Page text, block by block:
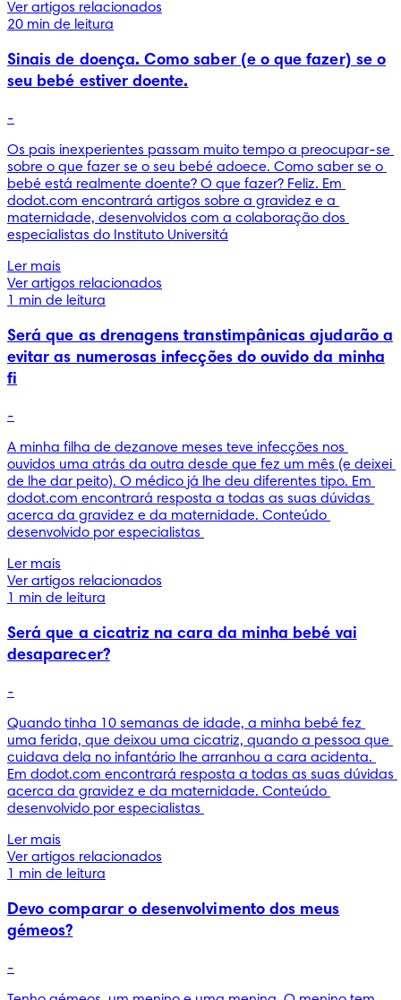
Ver artigos relacionados
20 min de leitura
Sinais de doença. Como saber (e o que fazer) se o
seu bebé estiver doente.
-
Os pais inexperientes passam muito tempo a preocupar-se
sobre o que fazer se o seu bebé adoece. Como saber se o
bebé está realmente doente? O que fazer? Feliz. Em
dodot.com encontrará artigos sobre a gravidez e a
maternidade, desenvolvidos com a colaboração dos
especialistas do Instituto Universitá
Ler mais
Ver artigos relacionados
1 min de leitura
Será que as drenagens transtimpânicas ajudarão a
evitar as numerosas infecções do ouvido da minha
fi
-
A minha filha de dezanove meses teve infecções nos
ouvidos uma atrás da outra desde que fez um mês (e deixei
de lhe dar peito). O médico já lhe deu diferentes tipo. Em
dodot.com encontrará resposta a todas as suas dúvidas
acerca da gravidez e da maternidade. Conteúdo
desenvolvido por especialistas
Ler mais
Ver artigos relacionados
1 min de leitura
Será que a cicatriz na cara da minha bebé vai
desaparecer?
-
Quando tinha 10 semanas de idade, a minha bebé fez
uma ferida, que deixou uma cicatriz, quando a pessoa que
cuidava dela no infantário lhe arranhou a cara acidenta.
Em dodot.com encontrará resposta a todas as suas dúvidas
acerca da gravidez e da maternidade. Conteúdo
desenvolvido por especialistas
Ler mais
Ver artigos relacionados
1 min de leitura
Devo comparar o desenvolvimento dos meus
gémeos?
-